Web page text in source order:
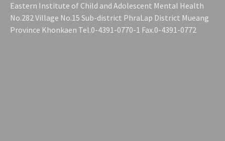
Eastern Institute of Child and Adolescent Mental Health
No.282 Village No.15 Sub-district PhraLap District Mueang
Province Khonkaen Tel.0-4391-0770-1 Fax.0-4391-0772